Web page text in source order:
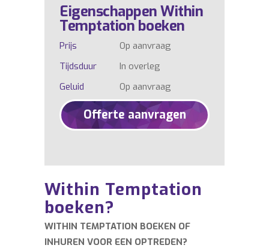
Eigenschappen Within
Temptation boeken
Prijs
Op aanvraag
Tijdsduur
In overleg
Geluid
Op aanvraag
Offerte aanvragen
Within Temptation
boeken?
WITHIN TEMPTATION BOEKEN OF
INHUREN VOOR EEN OPTREDEN?